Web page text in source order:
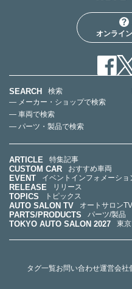
オンライ
SEARCH
検索
— メーカー・ショップで検索
— 車両で検索
— パーツ・製品で検索
ARTICLE 特集記事
CUSTOM CAR おすすめ車両
EVENT イベントインフォメーショ
RELEASE リリース
TOPICS トピックス
AUTO SALON TV オートサロンTV
PARTS/PRODUCTS パーツ/製品
TOKYO AUTO SALON 2027 東
タグ一覧お問い合わせ運営会社